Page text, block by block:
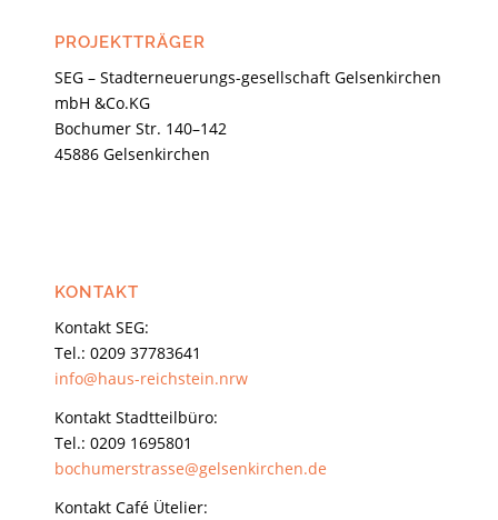
PROJEKTTRÄGER
SEG – Stadterneuerungs-gesellschaft Gelsenkirchen
mbH &Co.KG
Bochumer Str. 140–142
45886 Gelsenkirchen
KONTAKT
Kontakt SEG:
Tel.: 0209 37783641
info@haus-reichstein.nrw
Kontakt Stadtteilbüro:
Tel.: 0209 1695801
bochumerstrasse@gelsenkirchen.de
Kontakt Café Ütelier: